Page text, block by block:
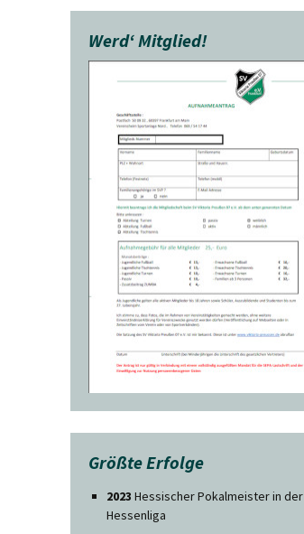
Werd‘ Mitglied!
Größte Erfolge
2023 Hessischer Pokalmeister in der
Hessenliga